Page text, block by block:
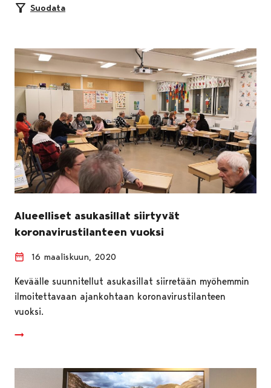
Suodata
Alueelliset asukasillat siirtyvät
koronavirustilanteen vuoksi
16 maaliskuun, 2020
Keväälle suunnitellut asukasillat siirretään myöhemmin
ilmoitettavaan ajankohtaan koronavirustilanteen
vuoksi.